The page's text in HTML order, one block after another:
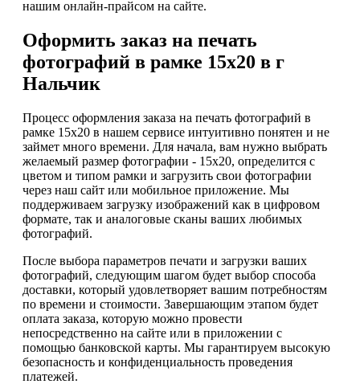
нашим онлайн-прайсом на сайте.
Оформить заказ на печать
фотографий в рамке 15х20 в г
Нальчик
Процесс оформления заказа на печать фотографий в
рамке 15х20 в нашем сервисе интуитивно понятен и не
займет много времени. Для начала, вам нужно выбрать
желаемый размер фотографии - 15х20, определится с
цветом и типом рамки и загрузить свои фотографии
через наш сайт или мобильное приложение. Мы
поддерживаем загрузку изображений как в цифровом
формате, так и аналоговые сканы ваших любимых
фотографий.
После выбора параметров печати и загрузки ваших
фотографий, следующим шагом будет выбор способа
доставки, который удовлетворяет вашим потребностям
по времени и стоимости. Завершающим этапом будет
оплата заказа, которую можно провести
непосредственно на сайте или в приложении с
помощью банковской карты. Мы гарантируем высокую
безопасность и конфиденциальность проведения
платежей.